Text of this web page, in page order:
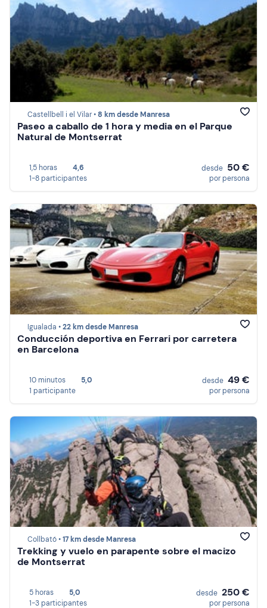
Castellbell i el Vilar •8 km desde Manresa
Paseo a caballo de 1 hora y media en el Parque
Natural de Montserrat
1,5 horas
4,6
1-8 participantes
desde 50 €
por persona
Igualada •22 km desde Manresa
Conducción deportiva en Ferrari por carretera
en Barcelona
10 minutos
5,0
1 participante
desde 49 €
por persona
Collbató •17 km desde Manresa
Trekking y vuelo en parapente sobre el macizo
de Montserrat
5 horas
5,0
1-3 participantes
desde 250 €
por persona